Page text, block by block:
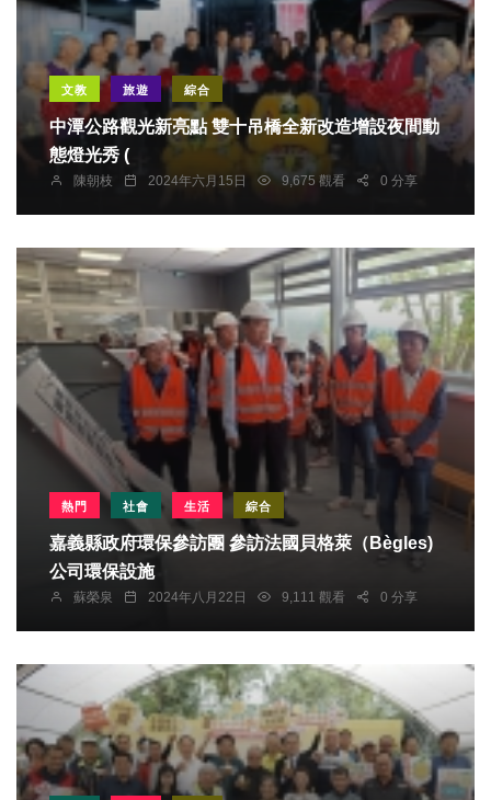
文教 旅遊 綜合
中潭公路觀光新亮點 雙十吊橋全新改造增設夜間動
態燈光秀 (
陳朝枝 2024年六月15日 9,675 觀看 0 分享
熱門 社會 生活 綜合
嘉義縣政府環保參訪團 參訪法國貝格萊（Bègles)
公司環保設施
蘇榮泉 2024年八月22日 9,111 觀看 0 分享